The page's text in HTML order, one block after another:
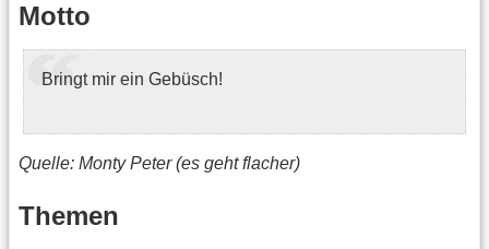
Motto
Bringt mir ein Gebüsch!
Quelle: Monty Peter (es geht flacher)
Themen